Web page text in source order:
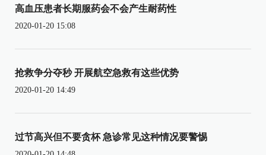
高血压患者长期服药会不会产生耐药性
2020-01-20 15:08
抢救争分夺秒 开展航空急救有这些优势
2020-01-20 14:49
过节高兴但不要贪杯 急诊常见这种情况要警惕